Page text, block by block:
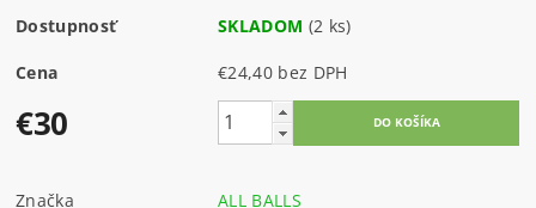
Dostupnosť SKLADOM (2 ks)
Cena €24,40 bez DPH
€30
Značka
ALL BALLS